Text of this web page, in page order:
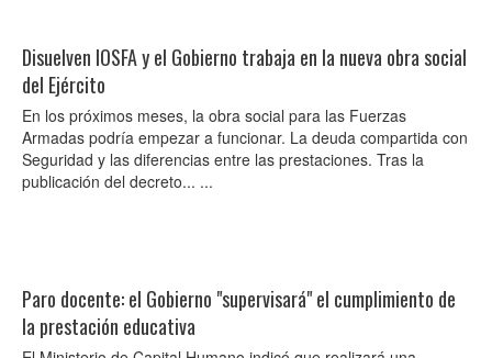
Disuelven IOSFA y el Gobierno trabaja en la nueva obra social
del Ejército
En los próximos meses, la obra social para las Fuerzas
Armadas podría empezar a funcionar. La deuda compartida con
Seguridad y las diferencias entre las prestaciones. Tras la
publicación del decreto... ...
Paro docente: el Gobierno "supervisará" el cumplimiento de
la prestación educativa